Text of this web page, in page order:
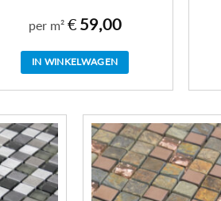
per m² € 59,00
IN WINKELWAGEN